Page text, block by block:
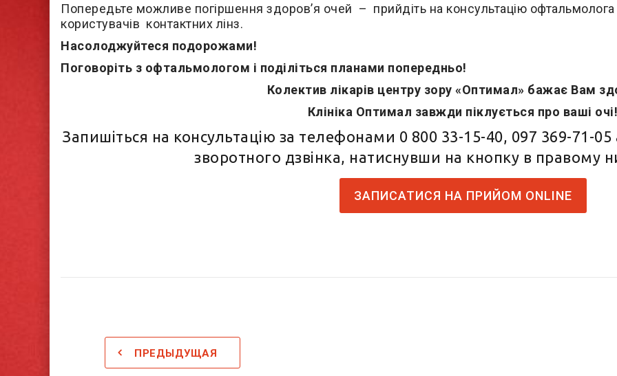
Попередьте можливе погіршення здоров’я очей – прийдіть на консультацію
користувачів контактних лінз.
Насолоджуйтеся подорожами!
Поговоріть з офтальмологом і поділіться планами попередньо!
Колектив лікарів центру зору «Оптимал» бажає Вам
Клініка Оптимал завжди піклується про ваші очі!
Запишіться на консультацію за телефонами 0 800 33-15-40, 097 369-71-05
зворотного дзвінка, натиснувши на кнопку в правому
ЗАПИСАТИСЯ НА ПРИЙОМ ONLINE
ПРЕДЫДУЩАЯ